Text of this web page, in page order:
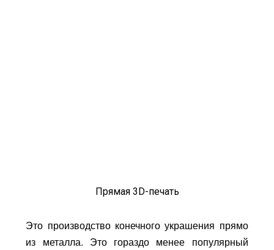
Прямая 3D-печать
Это производство конечного украшения прямо
из металла. Это гораздо менее популярный